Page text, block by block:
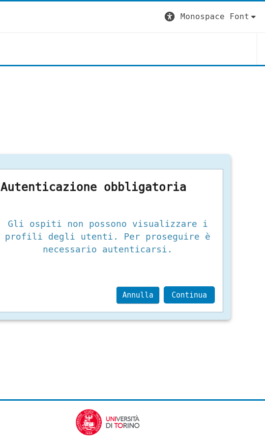
Monospace Font
Autenticazione obbligatoria
Gli ospiti non possono visualizzare i
profili degli utenti. Per proseguire è
necessario autenticarsi.
Annulla Continua